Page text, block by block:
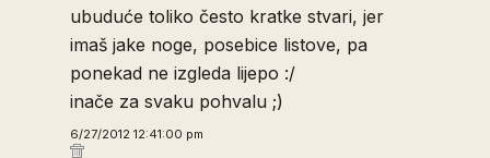
ubuduće toliko često kratke stvari, jer
imaš jake noge, posebice listove, pa
ponekad ne izgleda lijepo :/
inače za svaku pohvalu ;)
6/27/2012 12:41:00 pm